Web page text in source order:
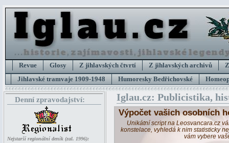
Revue Glosy Z jihlavských čtvrtí Z jihlavských archivů
Jihlavské tramvaje 1909-1948
Humoresky Bedřichovské
Denní zpravodajství:
Nejstarší regionální deník (zal. 1996):
Iglau.cz: Publicistika,
Výpočet vašich osobních
Unikátní script na Leosvancara.cz
konstelace, vyhledá k nim statisticky
vám vybere